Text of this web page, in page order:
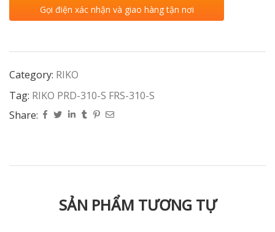
Gọi điện xác nhận và giao hàng tận nơi
Category: RIKO
Tag: RIKO PRD-310-S FRS-310-S
Share:
SẢN PHẨM TƯƠNG TỰ